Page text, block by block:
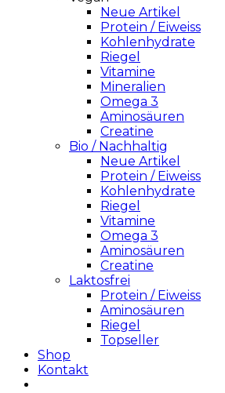
Neue Artikel
Protein / Eiweiss
Kohlenhydrate
Riegel
Vitamine
Mineralien
Omega 3
Aminosäuren
Creatine
Bio / Nachhaltig
Neue Artikel
Protein / Eiweiss
Kohlenhydrate
Riegel
Vitamine
Omega 3
Aminosäuren
Creatine
Laktosfrei
Protein / Eiweiss
Aminosäuren
Riegel
Topseller
Shop
Kontakt